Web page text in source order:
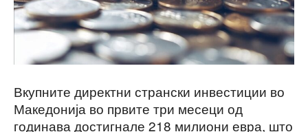
Вкупните директни странски инвестиции во
Македонија во првите три месеци од
годинава достигнале 218 милиони евра, што